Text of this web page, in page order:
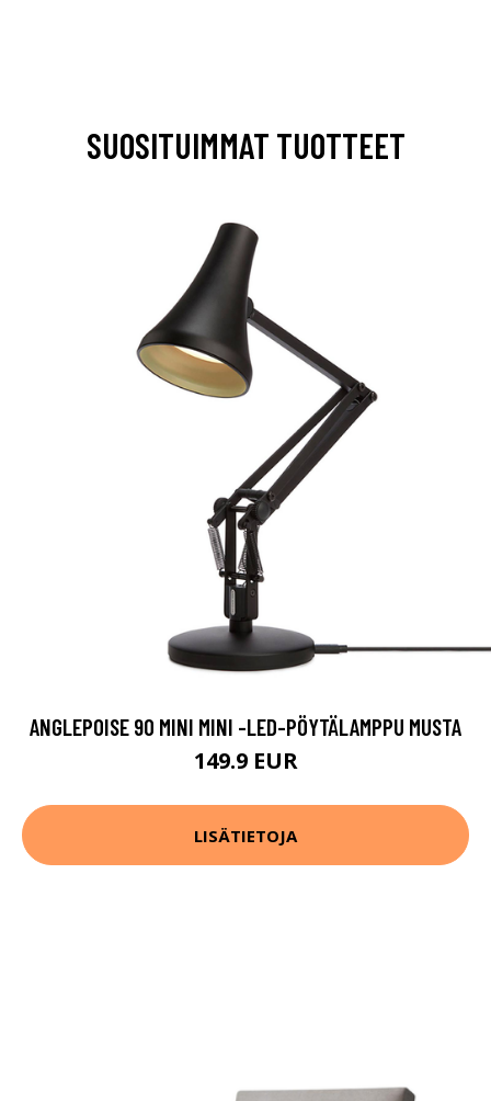
SUOSITUIMMAT TUOTTEET
ANGLEPOISE 90 MINI MINI -LED-PÖYTÄLAMPPU MUSTA
149.9 EUR
LISÄTIETOJA